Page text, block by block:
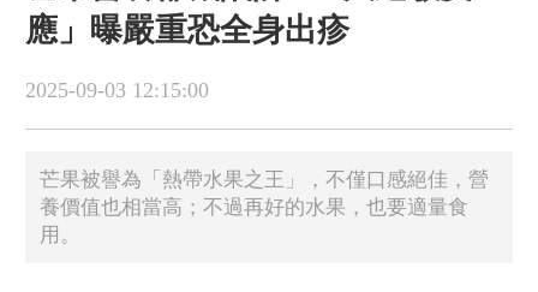
應」曝嚴重恐全身出疹
2025-09-03 12:15:00
芒果被譽為「熱帶水果之王」，不僅口感絕佳，營
養價值也相當高；不過再好的水果，也要適量食
用。